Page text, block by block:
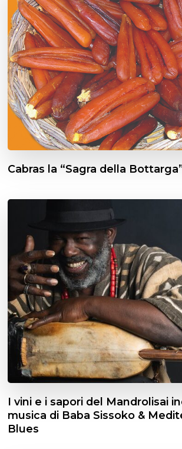
Cabras la “Sagra della
I vini e i sapori del Mandrolisai
musica di Baba Sissoko &
Blues